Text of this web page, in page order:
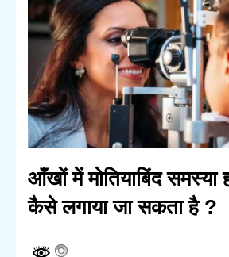
आँखों में मोतियाबिंद समस्या
कैसे लगाया जा सकता है ?